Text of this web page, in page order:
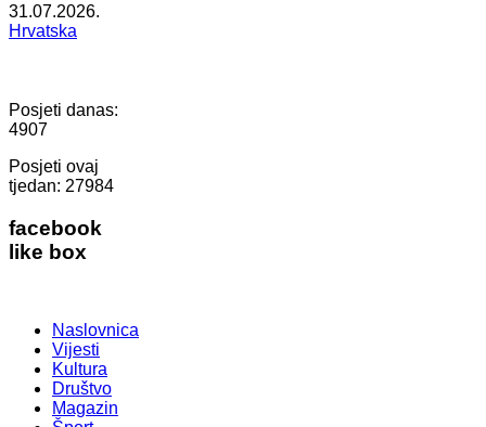
31.07.2026.
Hrvatska
Posjeti danas:
4907
Posjeti ovaj
tjedan: 27984
facebook
like box
Naslovnica
Vijesti
Kultura
Društvo
Magazin